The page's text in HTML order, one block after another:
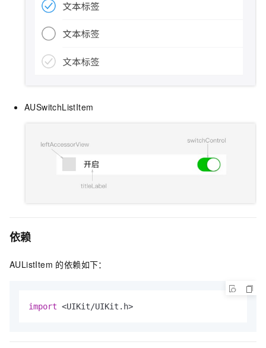
AUSwitchListItem
依赖
AUListItem 的依赖如下：
import <UIKit/UIKit.h>